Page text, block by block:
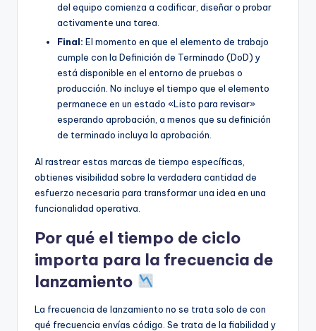
del equipo comienza a codificar, diseñar o probar
activamente una tarea.
Final: El momento en que el elemento de trabajo
cumple con la Definición de Terminado (DoD) y
está disponible en el entorno de pruebas o
producción. No incluye el tiempo que el elemento
permanece en un estado «Listo para revisar»
esperando aprobación, a menos que su definición
de terminado incluya la aprobación.
Al rastrear estas marcas de tiempo específicas,
obtienes visibilidad sobre la verdadera cantidad de
esfuerzo necesaria para transformar una idea en una
funcionalidad operativa.
Por qué el tiempo de ciclo
importa para la frecuencia de
lanzamiento
La frecuencia de lanzamiento no se trata solo de con
qué frecuencia envías código. Se trata de la fiabilidad y